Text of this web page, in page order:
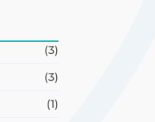
(3)
(3)
(1)